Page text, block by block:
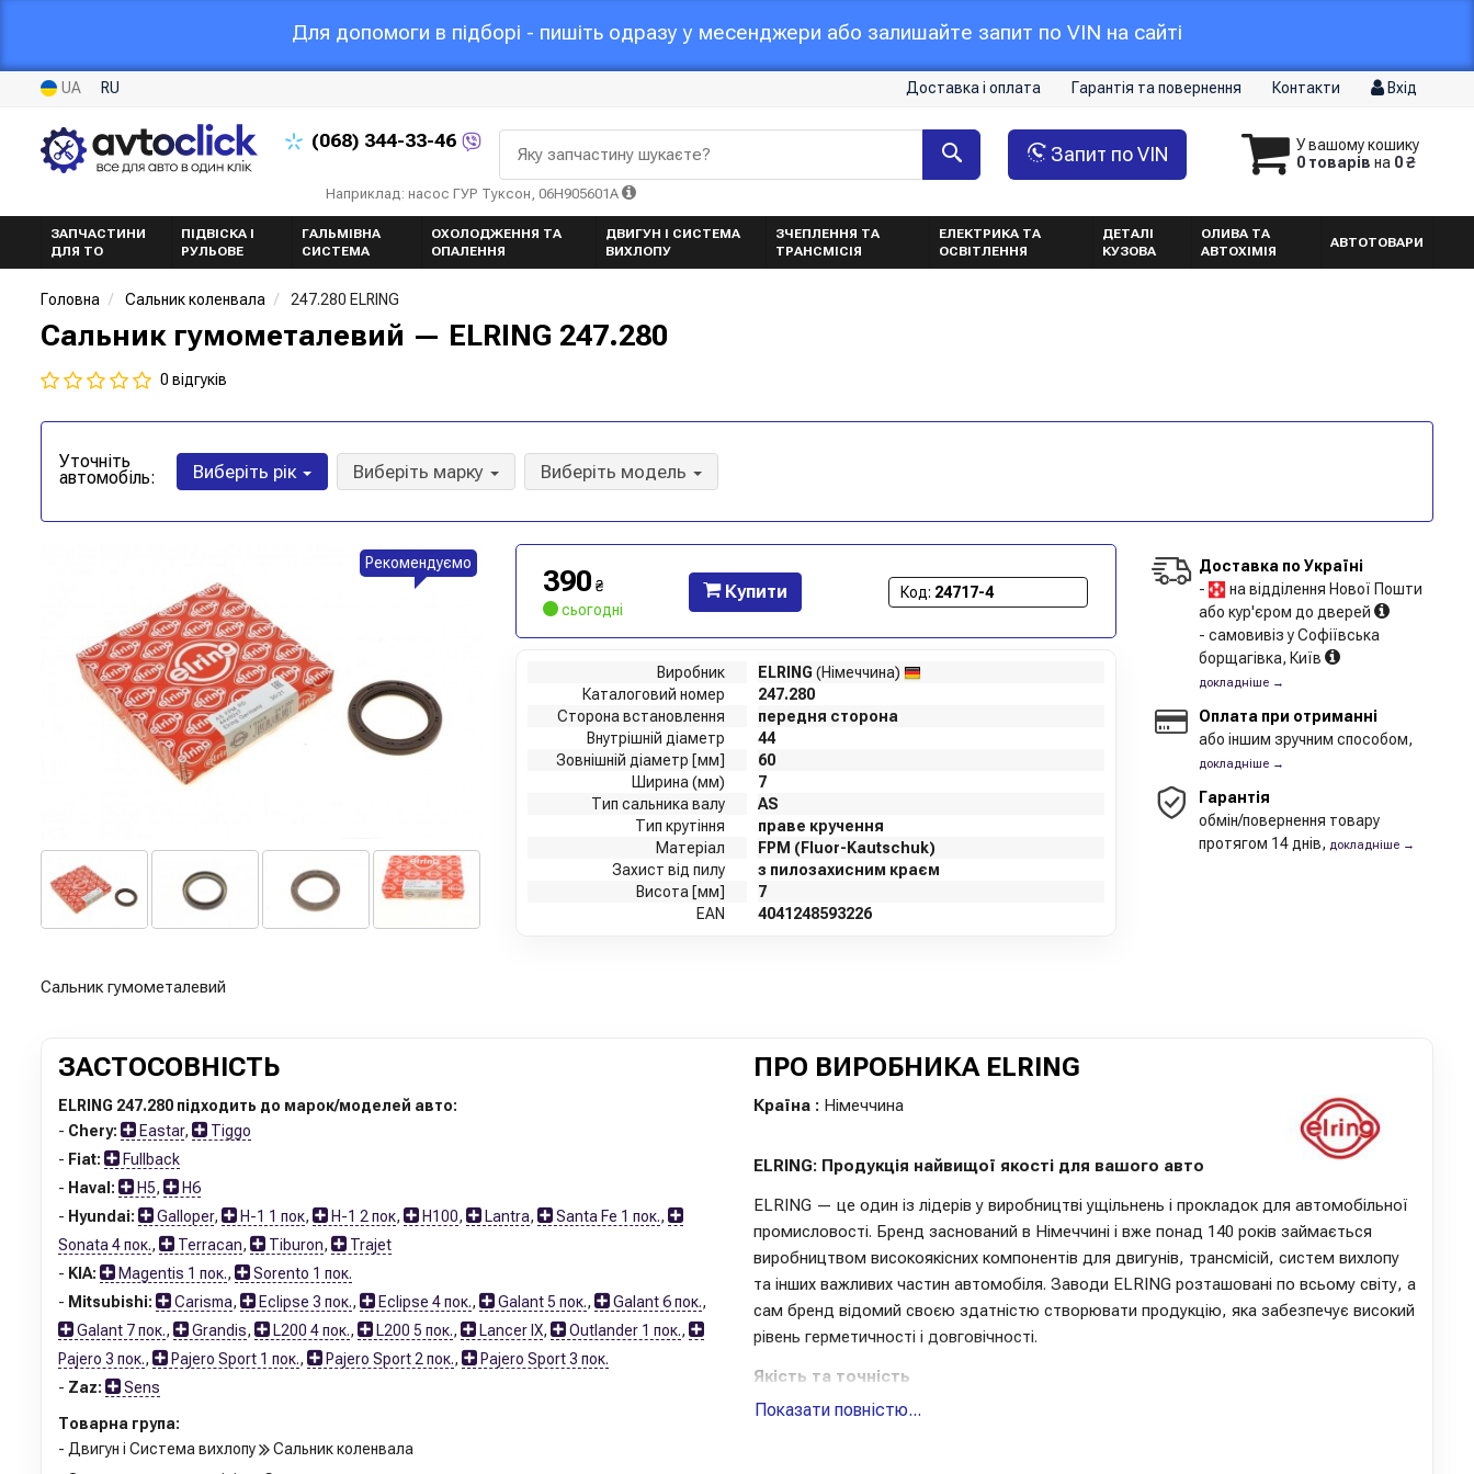
Для допомоги в підборі - пишіть одразу у месенджери або залишайте запит по VIN на сайті
UA RU Доставка і оплата Гарантія та повернення Контакти Вхід
(068) 344-33-46
У вашому кошику
0 товарів на 0 ₴
Запит по VIN
Яку запчастину шукаєте?
Наприклад: насос ГУР Туксон, 06H905601A
ЗАПЧАСТИНИ
ДЛЯ ТО
ПІДВІСКА І
РУЛЬОВЕ
ГАЛЬМІВНА
СИСТЕМА
ОХОЛОДЖЕННЯ ТА
ОПАЛЕННЯ
ДВИГУН І СИСТЕМА
ВИХЛОПУ
ЗЧЕПЛЕННЯ ТА
ТРАНСМІСІЯ
ЕЛЕКТРИКА ТА
ОСВІТЛЕННЯ
ДЕТАЛІ
КУЗОВА
ОЛИВА ТА
АВТОХІМІЯ
АВТОТОВАРИ
Головна Сальник коленвала 247.280 ELRING
Сальник гумометалевий — ELRING 247.280
0 відгуків
Уточніть
автомобіль: Виберіть рік Виберіть марку Виберіть модель
Рекомендуємо
390 ₴
сьогодні
Купити Код: 24717-4
Виробник ELRING (Німеччина)
Каталоговий номер
247.280
Сторона встановлення
передня сторона
Внутрішній діаметр
44
Зовнішній діаметр [мм]
60
Ширина (мм)
7
Тип сальника валу
AS
Тип крутіння
праве кручення
Матеріал
FPM (Fluor-Kautschuk)
Захист від пилу
з пилозахисним краєм
Висота [мм]
7
EAN
4041248593226
Доставка по Україні
-
на відділення Нової Пошти
або кур'єром до дверей
- самовивіз у Софіївська
борщагівка, Київ
докладніше →
Оплата при отриманні
або іншим зручним способом,
докладніше →
Гарантія
обмін/повернення товару
протягом 14 днів, докладніше →
Сальник гумометалевий
ЗАСТОСОВНІСТЬ
ELRING 247.280 підходить до марок/моделей авто:
- Chery: Eastar,
Tiggo
- Fiat:
Fullback
- Haval: H5,
H6
- Hyundai: Galloper, H-1 1 пок, H-1 2 пок, H100, Lantra, Santa Fe 1 пок.,
Sonata 4 пок., Terracan, Tiburon,
Trajet
- KIA: Magentis 1 пок.,
Sorento 1 пок.
- Mitsubishi: Carisma, Eclipse 3 пок., Eclipse 4 пок., Galant 5 пок., Galant 6 пок.,
Galant 7 пок., Grandis, L200 4 пок., L200 5 пок., Lancer IX, Outlander 1 пок.,
Pajero 3 пок., Pajero Sport 1 пок., Pajero Sport 2 пок.,
Pajero Sport 3 пок.
- Zaz: Sens
Товарна група:
- Двигун і Система вихлопу
Сальник коленвала
ПРО ВИРОБНИКА ELRING
Країна : Німеччина
ELRING: Продукція найвищої якості для вашого авто
ELRING — це один із лідерів у виробництві ущільнень і прокладок для автомобільної
промисловості. Бренд заснований в Німеччині і вже понад 140 років займається
виробництвом високоякісних компонентів для двигунів, трансмісій, систем вихлопу
та інших важливих частин автомобіля. Заводи ELRING розташовані по всьому світу, а
сам бренд відомий своєю здатністю створювати продукцію, яка забезпечує високий
рівень герметичності і довговічності.
Якість та точність
Продукція ELRING відрізняється високою точністю виготовлення і зносостійкістю.
Показати повністю...